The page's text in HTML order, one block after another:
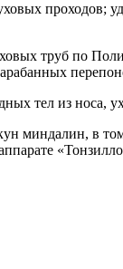
проходов;
труб по
тел из носа,
миндалин, в